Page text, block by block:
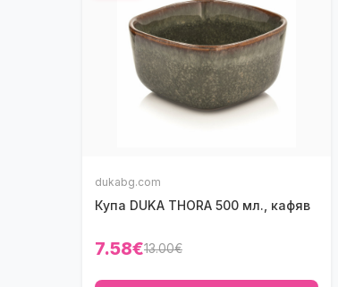
dukabg.com
Купа DUKA THORA 500 мл., кафяв
7.58€13.00€